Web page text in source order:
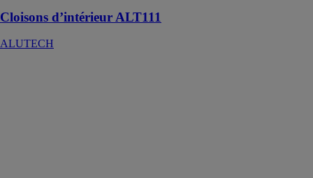
Cloisons d’intérieur ALT111
ALUTECH